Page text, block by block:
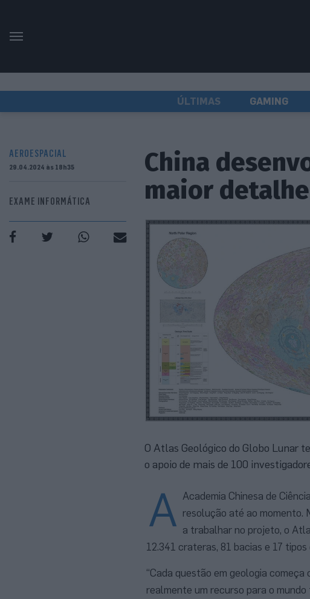
ÚLTIMAS
GAMING
AEROESPACIAL
29.04.2024 às 18h35
EXAME INFORMÁTICA
China
maior
O Atlas Geológico do Globo Lunar
o apoio de mais de 100
A Academia Chinesa de
resolução até ao momento.
a trabalhar no projeto, o
12.341 crateras, 81 bacias e 17
“Cada questão em geologia
realmente um recurso para o